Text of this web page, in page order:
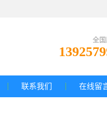
全
联系我们 在线留